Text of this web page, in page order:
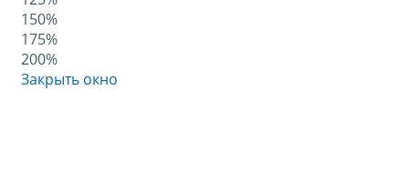
150%
175%
200%
Закрыть окно